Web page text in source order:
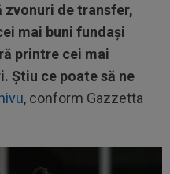
zvonuri de transfer,
mai buni fundași
printre cei mai
Știu ce poate să ne
, conform Gazzetta